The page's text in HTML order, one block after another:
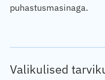
puhastusmasinaga.
Valikulised